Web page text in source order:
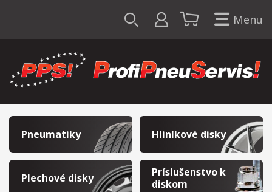
Menu
Pneumatiky Hliníkové disky
Plechové disky
Príslušenstvo k
diskom